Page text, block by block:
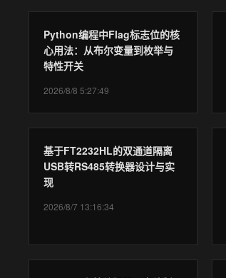
Python编程中Flag标志位的核
心用法：从布尔变量到枚举与
特性开关
2026/8/8 5:27:49
基于FT2232HL的双通道隔离
USB转RS485转换器设计与实
现
2026/8/7 13:16:34